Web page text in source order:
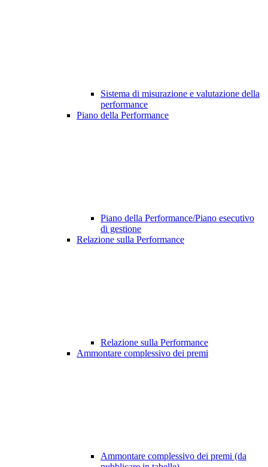
Sistema di misurazione e valutazione della
performance
Piano della Performance
Piano della Performance/Piano esecutivo
di gestione
Relazione sulla Performance
Relazione sulla Performance
Ammontare complessivo dei premi
Ammontare complessivo dei premi (da